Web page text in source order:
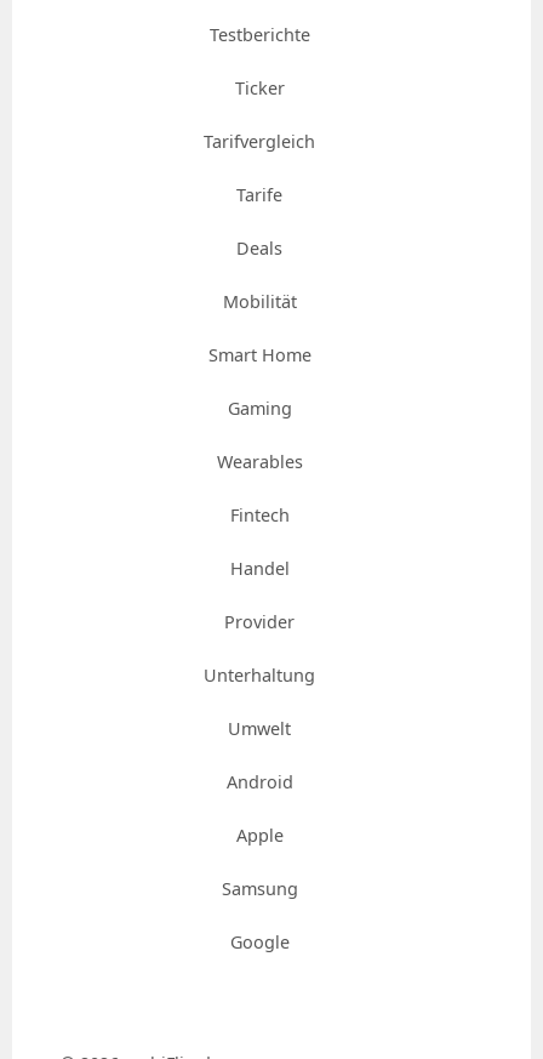
Testberichte
Ticker
Tarifvergleich
Tarife
Deals
Mobilität
Smart Home
Gaming
Wearables
Fintech
Handel
Provider
Unterhaltung
Umwelt
Android
Apple
Samsung
Google